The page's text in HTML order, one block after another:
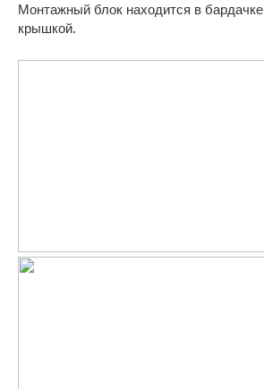
Монтажный блок находится в
крышкой.